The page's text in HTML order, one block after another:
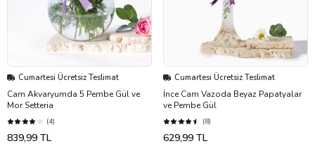
Cumartesi Ücretsiz Teslimat
Cam Akvaryumda 5 Pembe Gül ve
Mor Setteria
(4)
839,99 TL
Cumartesi Ücretsiz Teslimat
İnce Cam Vazoda Beyaz Papatyalar
ve Pembe Gül
(8)
629,99 TL